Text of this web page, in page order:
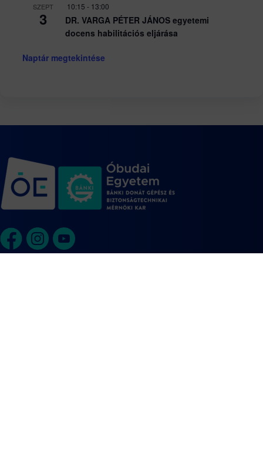
SZEPT
3
10:15 - 13:00
DR. VARGA PÉTER JÁNOS egyetemi
docens habilitációs eljárása
Naptár megtekintése